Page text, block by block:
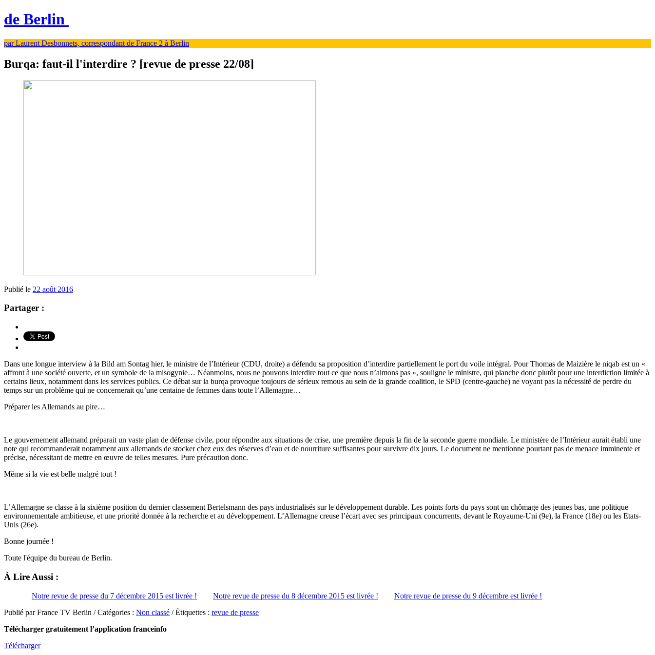
de Berlin
par Laurent Desbonnets, correspondant de France 2 à Berlin
Burqa: faut-il l'interdire ? [revue de presse 22/08]
Publié le 22 août 2016
Partager :
Dans une longue interview à la Bild am Sontag hier, le ministre de l’Intérieur (CDU, droite) a défendu sa proposition d’interdire partiellement le port du voile intégral. Pour Thomas de Maizière le niqab est un «
affront à une société ouverte, et un symbole de la misogynie… Néanmoins, nous ne pouvons interdire tout ce que nous n’aimons pas », souligne le ministre, qui planche donc plutôt pour une interdiction limitée à
certains lieux, notamment dans les services publics. Ce débat sur la burqa provoque toujours de sérieux remous au sein de la grande coalition, le SPD (centre-gauche) ne voyant pas la nécessité de perdre du
temps sur un problème qui ne concernerait qu’une centaine de femmes dans toute l’Allemagne…
Préparer les Allemands au pire…
Le gouvernement allemand préparait un vaste plan de défense civile, pour répondre aux situations de crise, une première depuis la fin de la seconde guerre mondiale. Le ministère de l’Intérieur aurait établi une
note qui recommanderait notamment aux allemands de stocker chez eux des réserves d’eau et de nourriture suffisantes pour survivre dix jours. Le document ne mentionne pourtant pas de menace imminente et
précise, nécessitant de mettre en œuvre de telles mesures. Pure précaution donc.
Même si la vie est belle malgré tout !
L’Allemagne se classe à la sixième position du dernier classement Bertelsmann des pays industrialisés sur le développement durable. Les points forts du pays sont un chômage des jeunes bas, une politique
environnementale ambitieuse, et une priorité donnée à la recherche et au développement. L’Allemagne creuse l’écart avec ses principaux concurrents, devant le Royaume-Uni (9e), la France (18e) ou les Etats-
Unis (26e).
Bonne journée !
Toute l'équipe du bureau de Berlin.
À Lire Aussi :
Notre revue de presse du 7 décembre 2015 est livrée ! Notre revue de presse du 8 décembre 2015 est livrée !
Notre revue de presse du 9 décembre est livrée !
Publié par France TV Berlin / Catégories : Non classé / Étiquettes : revue de presse
Télécharger gratuitement l’application franceinfo
Télécharger